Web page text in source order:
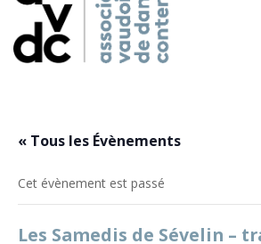
« Tous les Évènements
Cet évènement est passé
Les Samedis de Sévelin –